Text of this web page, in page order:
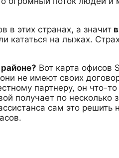
в этих странах, а значит
кататься на лыжах.
Вот карта офисов
не имеют своих
партнеру, он что-
получает по
сам это решить